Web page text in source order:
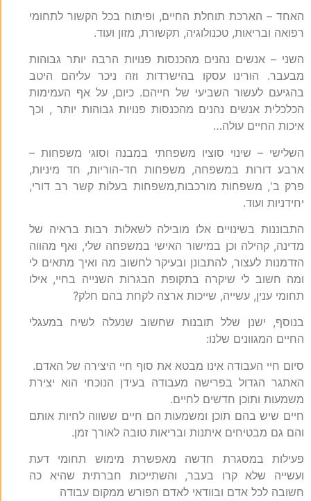
האחד – הארכת תוחלת החיים, ופיתוח בכל הקשור לתחומי
רפואה ובריאות, טכנולוגיה, תקשורת, מזון ועוד.
השני – אנשים נהנים מהכנסות פנויות הרבה יותר גבוהות
מבעבר. הורינו עסקו בהישרדות וזה ניכר עליהם היטב
בהגיעם לעשור השביעי של חייהם. כיום, על אף העמימות
הכלכלית אנשים נהנים מהכנסות פנויות גבוהות יותר , וכך
איכות החיים עולה…
השלישי – שינוי סוציו משפחתי במבנה וסוגי משפחות –
ארבע דורות במשפחה, משפחות חד-הוריות, חד מיניות,
פרק ב', משפחות מורכבות,משפחות בעלות קשר רב דורי,
יחידניות ועוד.
התבוננות בשינויים אלו מובילה לשאלות רבות בראיה של
מדינה, קהילה וכן במישור האישי במשפחה שלי, ואף מהווה
הזדמנות לעצור, להתבונן ובעיקר לחשוב מה ואיך מתאים לי
ומה חשוב לי שיקרה בתקופת הבגרות השנייה בחיי, אילו
תחומי ענין, עשייה, שייכות ארצה לקחת בהם חלק?
בנוסף, ישנן שלל תובנות שחשוב שנעלה לשיח במעגלי
החיים המגוונים שלנו:
סיום חיי העבודה אינו מבטא את סוף חיי היצירה של האדם.
האתגר הגדול בפרישה מעבודה בעידן הנוכחי הוא יצירת
משמעות ותוכן חדשים לחיים.
חיים שיש בהם תוכן ומשמעות הם חיים ששווה לחיות אותם
והם גם מבטיחים איתנות ובריאות טובה לאורך זמן.
פעילות במסגרת חדשה מאפשרת מימוש תחומי דעת
ועשייה שלא קרו בעבר, והשתייכות חברתית שהיא כה
חשובה לכל אדם ובוודאי לאדם הפורש ממקום עבודה